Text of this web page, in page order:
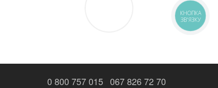
0 800 757 015 067 826 72 70
КНОПКА
ЗВ'ЯЗКУ